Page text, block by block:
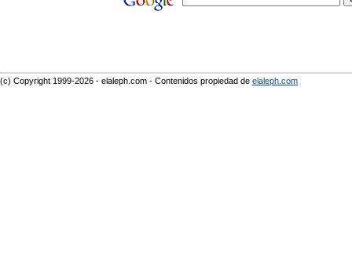
(c) Copyright 1999-2026 - elaleph.com - Contenidos propiedad de elaleph.com